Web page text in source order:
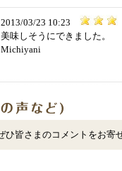
2013/03/23 10:23
美味しそうにできました。
Michiyani
ひ皆さまのコメントをお寄